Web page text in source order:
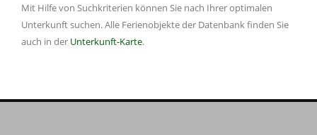
Mit Hilfe von Suchkriterien können Sie nach Ihrer optimalen
Unterkunft suchen. Alle Ferienobjekte der Datenbank finden Sie
auch in der Unterkunft-Karte.